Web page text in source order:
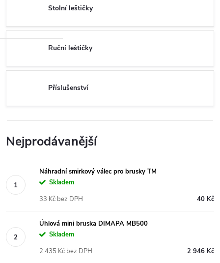
Stolní leštičky
Ruční leštičky
Příslušenství
Nejprodávanější
Náhradní smirkový válec pro brusky TM
Skladem
40 Kč
33 Kč bez DPH
Úhlová mini bruska DIMAPA MB500
Skladem
2 946 Kč
2 435 Kč bez DPH